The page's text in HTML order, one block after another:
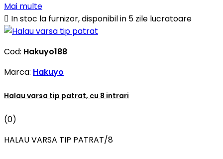
Mai multe
 In stoc la furnizor, disponibil in 5 zile lucratoare
Cod: Hakuyo188
Marca: Hakuyo
Halau varsa tip patrat, cu 8 intrari
(0)
HALAU VARSA TIP PATRAT/8